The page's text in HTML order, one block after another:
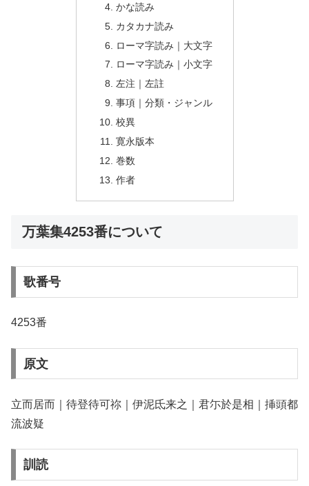
かな読み
カタカナ読み
ローマ字読み｜大文字
ローマ字読み｜小文字
左注｜左註
事項｜分類・ジャンル
校異
寛永版本
巻数
作者
万葉集4253番について
歌番号
4253番
原文
立而居而｜待登待可祢｜伊泥氐来之｜君尓於是相｜挿頭都
流波疑
訓読